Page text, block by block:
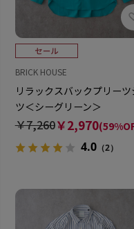
BRICK HOUSE
リラックスバックプリーツ
ツ＜シーグリーン＞
￥7,260￥2,970
4.0（2）